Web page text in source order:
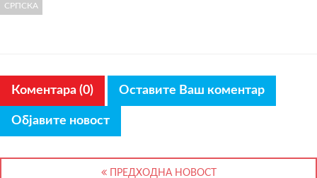
СРПСКА
Коментара (0) Оставите Ваш коментар
Објавите новост
ПРЕДХОДНА НОВОСТ